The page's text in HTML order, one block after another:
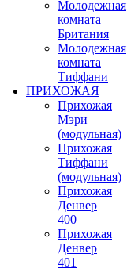
Молодежная
комната
Британия
Молодежная
комната
Тиффани
ПРИХОЖАЯ
Прихожая
Мэри
(модульная)
Прихожая
Тиффани
(модульная)
Прихожая
Денвер
400
Прихожая
Денвер
401